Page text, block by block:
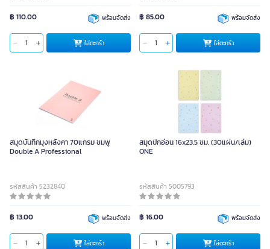
฿ 110.00 พร้อมจัดส่ง
ใส่ตะกร้า
฿ 85.00 พร้อมจัดส่ง
ใส่ตะกร้า
สมุดบันทึกมุงหลังคา 70แกรม ชมพู
Double A Professional
รหัสสินค้า 5232840
฿ 13.00 พร้อมจัดส่ง
ใส่ตะกร้า
สมุดปกอ่อน 16x23.5 ซม. (30แผ่น/เล่ม)
ONE
รหัสสินค้า 5005793
฿ 16.00 พร้อมจัดส่ง
ใส่ตะกร้า